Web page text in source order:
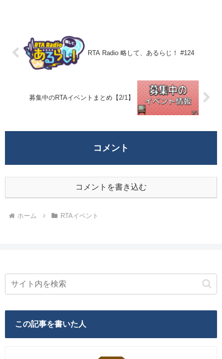
RTA Radio 略して、あるらじ！ #124
募集中のRTAイベントまとめ【2/1】
コメント
コメントを書き込む
ホーム RTAイベント
この記事を書いた人